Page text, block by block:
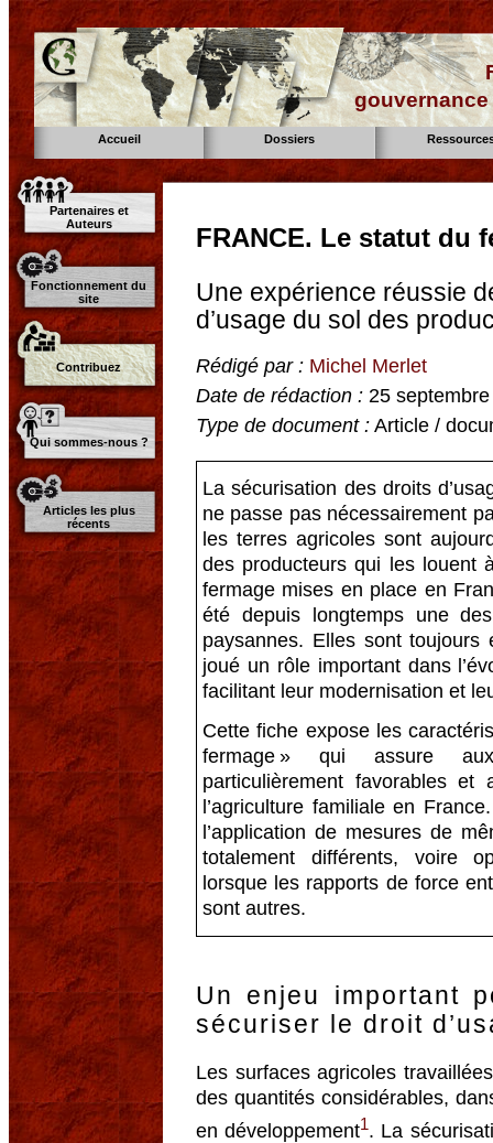
Accueil Dossiers
Partenaires et
Auteurs
Fonctionnement du
site
Contribuez
Qui sommes-nous ?
Articles les plus
récents
FRANCE. Le statut du
Une expérience réussie
d’usage du sol des
Rédigé par : Michel Merlet
Date de rédaction : 25
Type de document : Article /
La sécurisation des droits
ne passe pas nécessairement
les terres agricoles sont
des producteurs qui les louent
fermage mises en place en
été depuis longtemps une
paysannes. Elles sont toujours
joué un rôle important dans
facilitant leur modernisation et
Cette fiche expose les
fermage » qui assure
particulièrement favorables
l’agriculture familiale en
l’application de mesures de
totalement différents, voire
lorsque les rapports de force
sont autres.
Un enjeu important
sécuriser le droit
Les surfaces agricoles
des quantités considérables,
en développement1. La